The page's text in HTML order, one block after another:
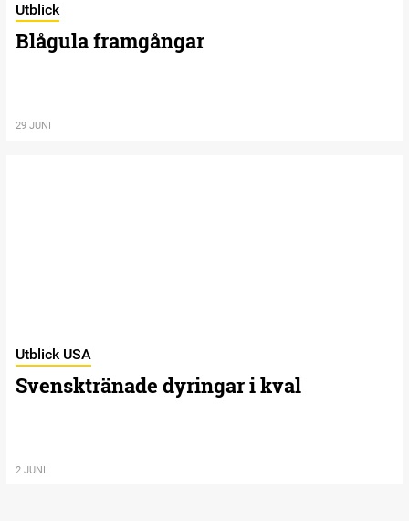
Utblick
Blågula framgångar
29 JUNI
Utblick USA
Svensktränade dyringar i kval
2 JUNI